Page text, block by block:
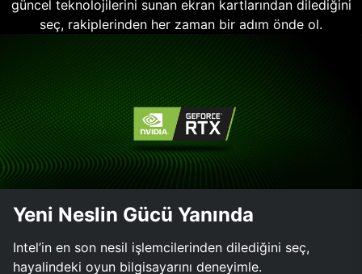
güncel teknolojilerini sunan ekran kartlarından dilediğini
seç, rakiplerinden her zaman bir adım önde ol.
Yeni Neslin Gücü Yanında
Intel’in en son nesil işlemcilerinden dilediğini seç,
hayalindeki oyun bilgisayarını deneyimle.